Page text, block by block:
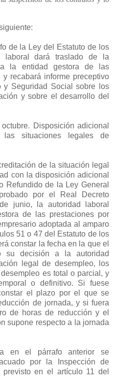
de la Ley del Estatuto de los
laboral dará traslado de la
a la entidad gestora de las
recabará informe preceptivo
y Seguridad Social sobre los
y sobre el desarrollo del
Disposición adicional
las situaciones legales de
de la situación legal
con la disposición adicional
Refundido de la Ley General
por el Real Decreto
junio, la autoridad laboral
de las prestaciones por
adoptada al amparo
51 o 47 del Estatuto de los
constar la fecha en la que el
su decisión a la autoridad
legal de desempleo, los
es total o parcial, y
o definitivo. Si fuese
el plazo por el que se
de jornada, y si fuera
de horas de reducción y el
supone respecto a la jornada
en el párrafo anterior se
por la Inspección de
en el artículo 11 del